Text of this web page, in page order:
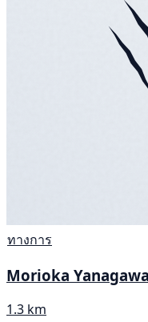
ทางการ
Morioka
1.3 km